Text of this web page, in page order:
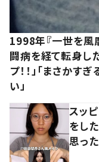
1998年『一世を風
闘病を経て転身し
プ！！」「まさかす
い」
スッ
をし
思った